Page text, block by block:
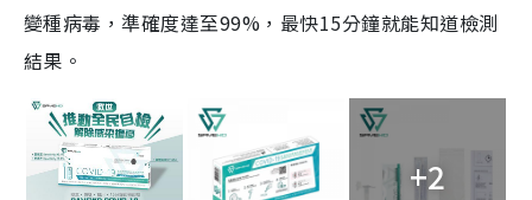
變種病毒，準確度達至99%，最快15分鐘就能知道檢測
結果。
+2